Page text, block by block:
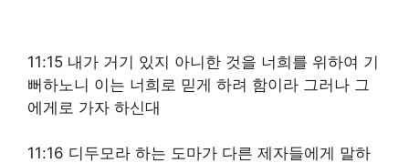
11:15 내가 거기 있지 아니한 것을 너희를 위하여 기
뻐하노니 이는 너희로 믿게 하려 함이라 그러나 그
에게로 가자 하신대
11:16 디두모라 하는 도마가 다른 제자들에게 말하